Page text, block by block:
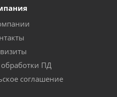
ПД
соглашение